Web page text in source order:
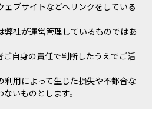
ェブサイトなどへリンクをしている
弊社が運営管理しているものではあ
ご自身の責任で判断したうえでご活
用によって生じた損失や不都合な
いものとします。